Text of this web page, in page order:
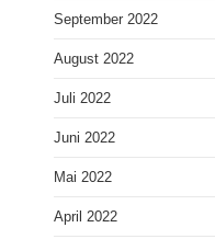
September 2022
August 2022
Juli 2022
Juni 2022
Mai 2022
April 2022